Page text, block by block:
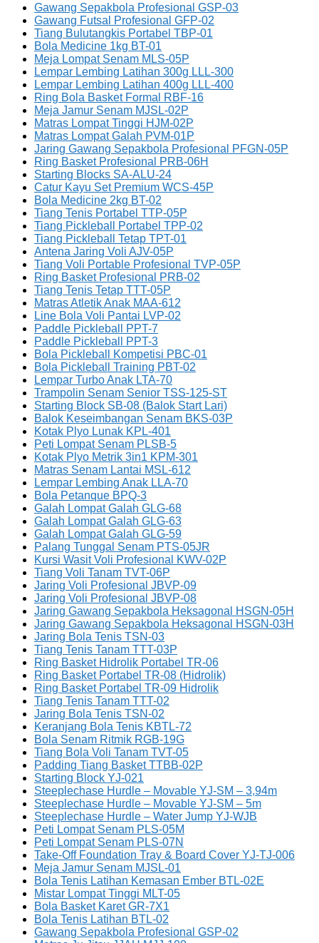
Gawang Sepakbola Profesional GSP-03
Gawang Futsal Profesional GFP-02
Tiang Bulutangkis Portabel TBP-01
Bola Medicine 1kg BT-01
Meja Lompat Senam MLS-05P
Lempar Lembing Latihan 300g LLL-300
Lempar Lembing Latihan 400g LLL-400
Ring Bola Basket Formal RBF-16
Meja Jamur Senam MJSL-02P
Matras Lompat Tinggi HJM-02P
Matras Lompat Galah PVM-01P
Jaring Gawang Sepakbola Profesional PFGN-05P
Ring Basket Profesional PRB-06H
Starting Blocks SA-ALU-24
Catur Kayu Set Premium WCS-45P
Bola Medicine 2kg BT-02
Tiang Tenis Portabel TTP-05P
Tiang Pickleball Portabel TPP-02
Tiang Pickleball Tetap TPT-01
Antena Jaring Voli AJV-05P
Tiang Voli Portable Profesional TVP-05P
Ring Basket Profesional PRB-02
Tiang Tenis Tetap TTT-05P
Matras Atletik Anak MAA-612
Line Bola Voli Pantai LVP-02
Paddle Pickleball PPT-7
Paddle Pickleball PPT-3
Bola Pickleball Kompetisi PBC-01
Bola Pickleball Training PBT-02
Lempar Turbo Anak LTA-70
Trampolin Senam Senior TSS-125-ST
Starting Block SB-08 (Balok Start Lari)
Balok Keseimbangan Senam BKS-03P
Kotak Plyo Lunak KPL-401
Peti Lompat Senam PLSB-5
Kotak Plyo Metrik 3in1 KPM-301
Matras Senam Lantai MSL-612
Lempar Lembing Anak LLA-70
Bola Petanque BPQ-3
Galah Lompat Galah GLG-68
Galah Lompat Galah GLG-63
Galah Lompat Galah GLG-59
Palang Tunggal Senam PTS-05JR
Kursi Wasit Voli Profesional KWV-02P
Tiang Voli Tanam TVT-06P
Jaring Voli Profesional JBVP-09
Jaring Voli Profesional JBVP-08
Jaring Gawang Sepakbola Heksagonal HSGN-05H
Jaring Gawang Sepakbola Heksagonal HSGN-03H
Jaring Bola Tenis TSN-03
Tiang Tenis Tanam TTT-03P
Ring Basket Hidrolik Portabel TR-06
Ring Basket Portabel TR-08 (Hidrolik)
Ring Basket Portabel TR-09 Hidrolik
Tiang Tenis Tanam TTT-02
Jaring Bola Tenis TSN-02
Keranjang Bola Tenis KBTL-72
Bola Senam Ritmik RGB-19G
Tiang Bola Voli Tanam TVT-05
Padding Tiang Basket TTBB-02P
Starting Block YJ-021
Steeplechase Hurdle – Movable YJ-SM – 3,94m
Steeplechase Hurdle – Movable YJ-SM – 5m
Steeplechase Hurdle – Water Jump YJ-WJB
Peti Lompat Senam PLS-05M
Peti Lompat Senam PLS-07N
Take-Off Foundation Tray & Board Cover YJ-TJ-006
Meja Jamur Senam MJSL-01
Bola Tenis Latihan Kemasan Ember BTL-02E
Mistar Lompat Tinggi MLT-05
Bola Basket Karet GR-7X1
Bola Tenis Latihan BTL-02
Gawang Sepakbola Profesional GSP-02